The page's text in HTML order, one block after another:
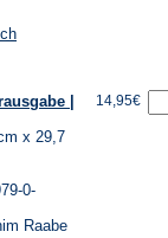
|
x 29,7
0-
Raabe
14,95€